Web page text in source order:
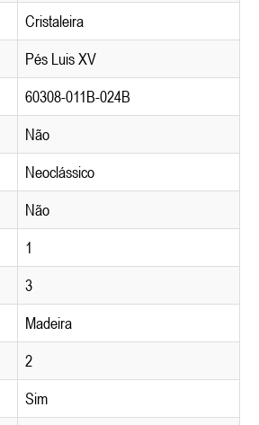
Cristaleira
Pés Luis XV
60308-011B-024B
Não
Neoclássico
Não
1
3
Madeira
2
Sim